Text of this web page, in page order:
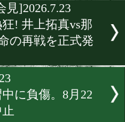
たな拳の拠点!
ムをオープン
が千鳥と本音トー
の裏側を語る